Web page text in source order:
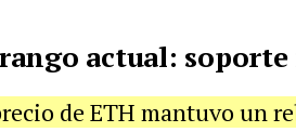
actual:
de ETH mantuvo un